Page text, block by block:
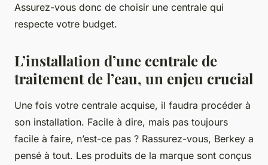
Assurez-vous donc de choisir une centrale qui
respecte votre budget.
L’installation d’une centrale de
traitement de l’eau, un enjeu crucial
Une fois votre centrale acquise, il faudra procéder à
son installation. Facile à dire, mais pas toujours
facile à faire, n’est-ce pas ? Rassurez-vous, Berkey a
pensé à tout. Les produits de la marque sont conçus